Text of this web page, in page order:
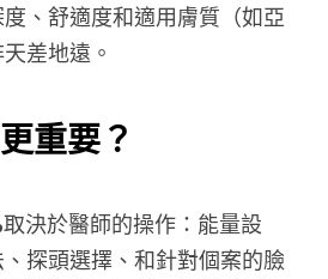
、舒適度和適用膚質（如亞
差地遠。
重要？
決於醫師的操作：能量設
探頭選擇、和針對個案的臉